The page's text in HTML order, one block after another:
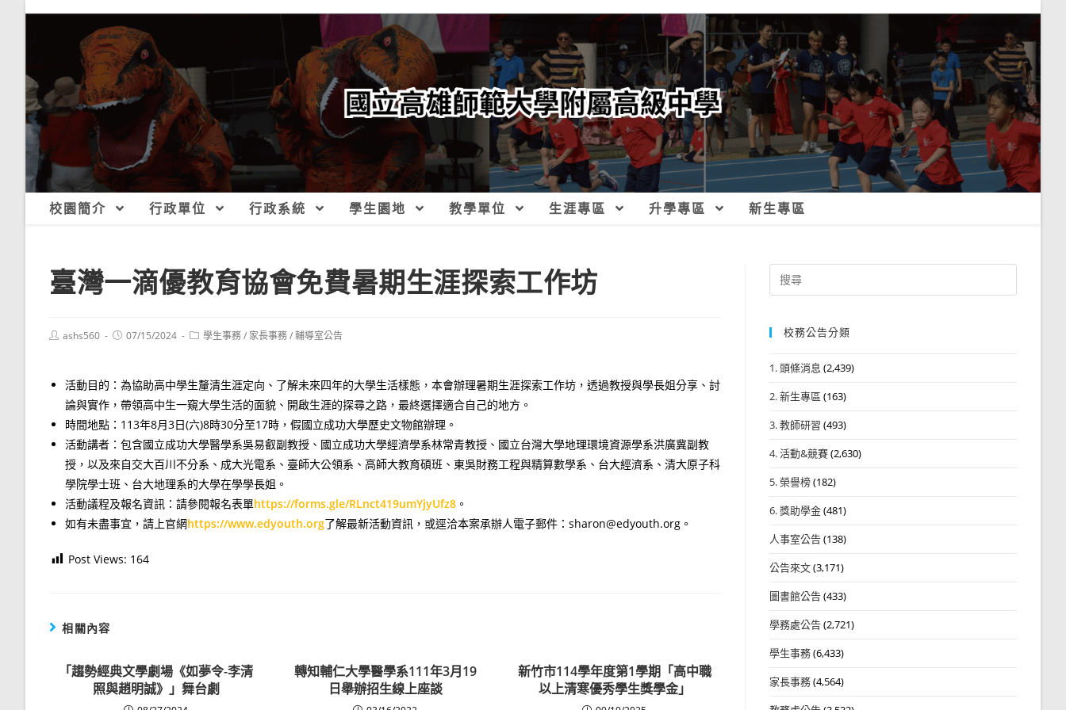
校園簡介 行政單位 行政系統 學生園地 教學單位 生涯專區 升學專區 新生專區
臺灣一滴優教育協會免費暑期生涯探索工作坊
Postashs560
Post07/15/2024
Post學生事務/ 家長事務/輔導室公告
活動目的：為協助高中學生釐清生涯定向、了解未來四年的大學生活樣態，本會辦理暑期生涯探索工作坊，透過教授與學長姐分享、討
論與實作，帶領高中生一窺大學生活的面貌、開啟生涯的探尋之路，最終選擇適合自己的地方。
時間地點：113年8月3日(六)8時30分至17時，假國立成功大學歷史文物館辦理。
活動講者：包含國立成功大學醫學系吳易叡副教授、國立成功大學經濟學系林常青教授、國立台灣大學地理環境資源學系洪廣冀副教
授，以及來自交大百川不分系、成大光電系、臺師大公領系、高師大教育碩班、東吳財務工程與精算數學系、台大經濟系、清大原子科
學院學士班、台大地理系的大學在學學長姐。
活動議程及報名資訊：請參閱報名表單https://forms.gle/RLnct419umYjyUfz8 。
如有未盡事宜，請上官網https://www.edyouth.org了解最新活動資訊，或逕洽本案承辦人電子郵件：sharon@edyouth.org。
Post Views: 164
相關內容
「趨勢經典文學劇場《如夢令-李清
照與趙明誠》」舞台劇
轉知輔仁大學醫學系111年3月19
日舉辦招生線上座談
新竹市114學年度第1學期「高中職
以上清寒優秀學生獎學金」
Search
for:
校務公告分類
1. 頭條消息 (2,439)
2. 新生專區 (163)
3. 教師研習 (493)
4. 活動&競賽(2,630)
5. 榮譽榜(182)
6. 獎助學金(481)
人事室公告(138)
公告來文(3,171)
圖書館公告(433)
學務處公告(2,721)
學生事務(6,433)
家長事務(4,564)